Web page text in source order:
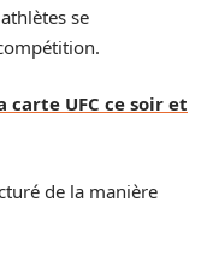
se
carte UFC ce soir et
de la manière